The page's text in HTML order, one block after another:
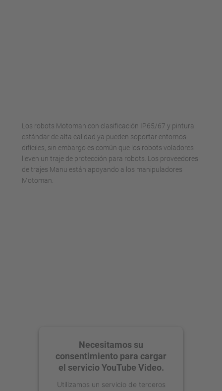
Los robots Motoman con clasificación IP65/67 y pintura
estándar de alta calidad ya pueden soportar entornos
difíciles, sin embargo es común que los robots voladores
lleven un traje de protección para robots. Los proveedores
de trajes Manu están apoyando a los manipuladores
Motoman.
Necesitamos su
consentimiento para cargar
el servicio YouTube Video.
Utilizamos un servicio de terceros